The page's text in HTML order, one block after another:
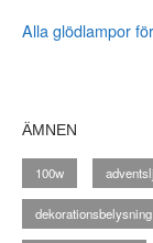
Alla glödlampor
ÄMNEN
100w
dekorationsbelysning